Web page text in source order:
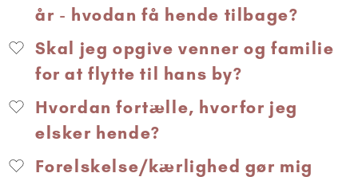
år - hvodan få hende tilbage?
Skal jeg opgive venner og familie
for at flytte til hans by?
Hvordan fortælle, hvorfor jeg
elsker hende?
Forelskelse/kærlighed gør mig